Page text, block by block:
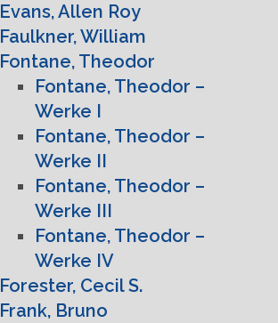
Evans, Allen Roy
Faulkner, William
Fontane, Theodor
Fontane, Theodor –
Werke I
Fontane, Theodor –
Werke II
Fontane, Theodor –
Werke III
Fontane, Theodor –
Werke IV
Forester, Cecil S.
Frank, Bruno